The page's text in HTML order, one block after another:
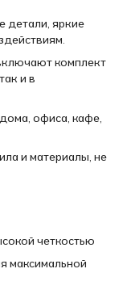
детали, яркие
комплект
и в
офиса, кафе,
и материалы, не
четкостью
максимальной